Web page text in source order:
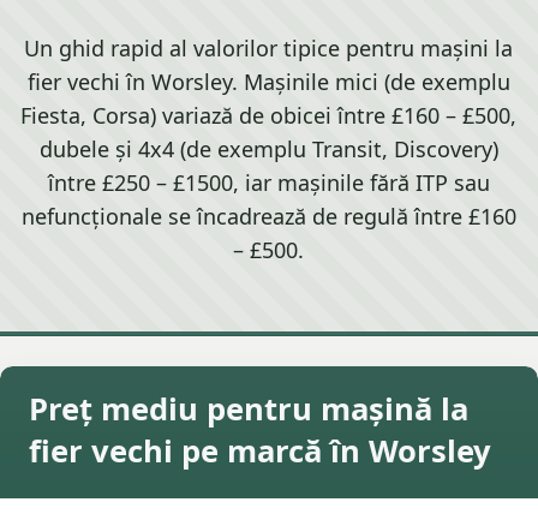
Un ghid rapid al valorilor tipice pentru mașini la
fier vechi în Worsley. Mașinile mici (de exemplu
Fiesta, Corsa) variază de obicei între £160 – £500,
dubele și 4x4 (de exemplu Transit, Discovery)
între £250 – £1500, iar mașinile fără ITP sau
nefuncționale se încadrează de regulă între £160
– £500.
Preț mediu pentru mașină la
fier vechi pe marcă în Worsley